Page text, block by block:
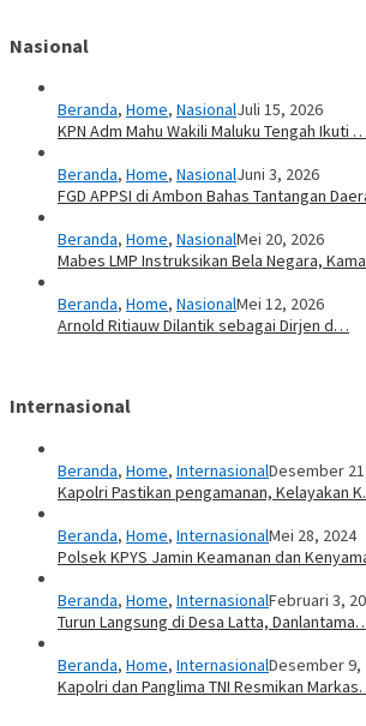
Nasional
Beranda, Home, NasionalJuli 15, 2026
KPN Adm Mahu Wakili Maluku Tengah Ikuti …
Beranda, Home, NasionalJuni 3, 2026
FGD APPSI di Ambon Bahas Tantangan
Beranda, Home, NasionalMei 20, 2026
Mabes LMP Instruksikan Bela Negara,
Beranda, Home, NasionalMei 12, 2026
Arnold Ritiauw Dilantik sebagai Dirjen d…
Internasional
Beranda, Home, InternasionalDesember
Kapolri Pastikan pengamanan, Kelayakan
Beranda, Home, InternasionalMei 28, 2024
Polsek KPYS Jamin Keamanan dan
Beranda, Home, InternasionalFebruari 3,
Turun Langsung di Desa Latta,
Beranda, Home, InternasionalDesember 9,
Kapolri dan Panglima TNI Resmikan